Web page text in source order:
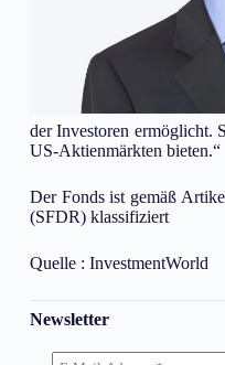
der Investoren ermöglicht.
US-Aktienmärkten bieten.“
Der Fonds ist gemäß
(SFDR) klassifiziert
Quelle : InvestmentWorld
Newsletter